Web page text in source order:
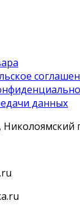
данных
Николоямский